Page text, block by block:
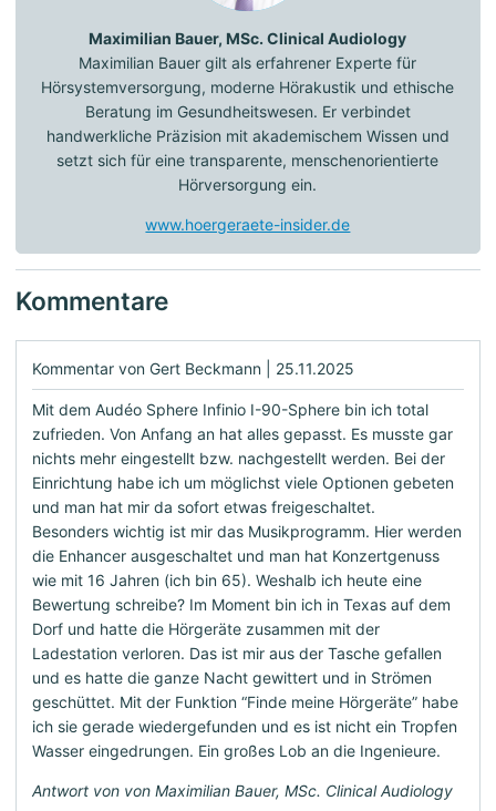
Maximilian Bauer, MSc. Clinical Audiology
Maximilian Bauer gilt als erfahrener Experte für
Hörsystemversorgung, moderne Hörakustik und ethische
Beratung im Gesundheitswesen. Er verbindet
handwerkliche Präzision mit akademischem Wissen und
setzt sich für eine transparente, menschenorientierte
Hörversorgung ein.
www.hoergeraete-insider.de
Kommentare
Kommentar von Gert Beckmann | 25.11.2025
Mit dem Audéo Sphere Infinio I-90-Sphere bin ich total
zufrieden. Von Anfang an hat alles gepasst. Es musste gar
nichts mehr eingestellt bzw. nachgestellt werden. Bei der
Einrichtung habe ich um möglichst viele Optionen gebeten
und man hat mir da sofort etwas freigeschaltet.
Besonders wichtig ist mir das Musikprogramm. Hier werden
die Enhancer ausgeschaltet und man hat Konzertgenuss
wie mit 16 Jahren (ich bin 65). Weshalb ich heute eine
Bewertung schreibe? Im Moment bin ich in Texas auf dem
Dorf und hatte die Hörgeräte zusammen mit der
Ladestation verloren. Das ist mir aus der Tasche gefallen
und es hatte die ganze Nacht gewittert und in Strömen
geschüttet. Mit der Funktion “Finde meine Hörgeräte” habe
ich sie gerade wiedergefunden und es ist nicht ein Tropfen
Wasser eingedrungen. Ein großes Lob an die Ingenieure.
Antwort von von Maximilian Bauer, MSc. Clinical Audiology